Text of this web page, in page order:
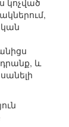
կոչված
և